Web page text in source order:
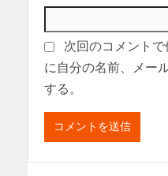
次回のコメント
に自分の名前、メー
する。